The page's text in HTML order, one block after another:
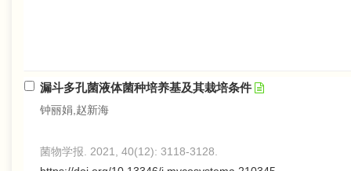
漏斗多孔菌液体菌种培养基及其栽培条件
钟丽娟,赵新海
菌物学报. 2021, 40(12): 3118-3128.